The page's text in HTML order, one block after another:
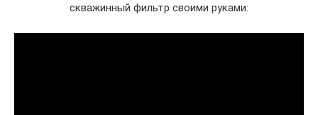
скважинный фильтр своими руками: